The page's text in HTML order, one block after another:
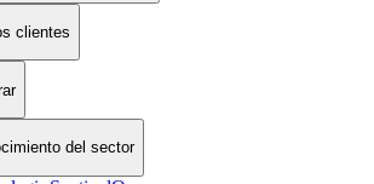
clientes
del sector